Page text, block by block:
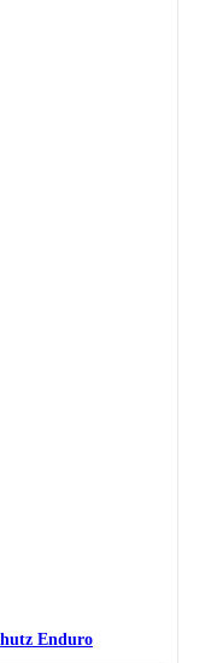
Enduro